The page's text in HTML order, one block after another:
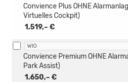
1.519,– €
Convience Plus OHNE
Virtuelles Cockpit)
WIO
1.650,– €
Convience Premium OHNE
Park Assist)